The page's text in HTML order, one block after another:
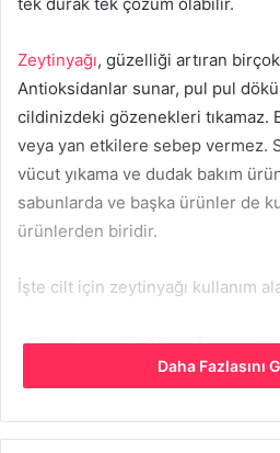
Zeytinyağı, güzelliği artıran
Antioksidanlar sunar, pul pul
cildinizdeki gözenekleri tıkamaz.
veya yan etkilere sebep vermez.
vücut yıkama ve dudak bakım
sabunlarda ve başka ürünler de
ürünlerden biridir.
İşte cilt için zeytinyağı kullanım
Yöntem 1:
Daha Fazlasını